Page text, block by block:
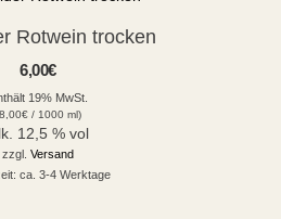
Rotwein trocken
6,00€
19% MwSt.
€/ 1000 ml)
12,5 % vol
zzgl. Versand
ca. 3-4 Werktage